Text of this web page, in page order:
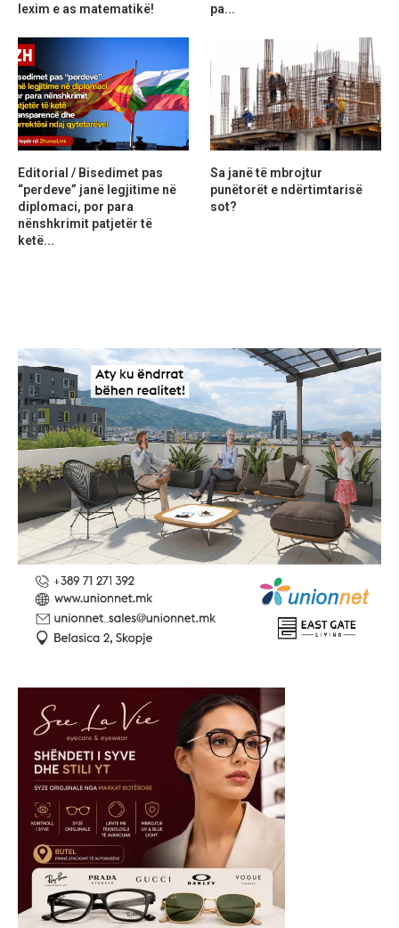
lexim e as matematikë!
pa...
Editorial / Bisedimet pas
“perdeve” janë legjitime në
diplomaci, por para
nënshkrimit patjetër të
ketë...
Sa janë të mbrojtur
punëtorët e ndërtimtarisë
sot?